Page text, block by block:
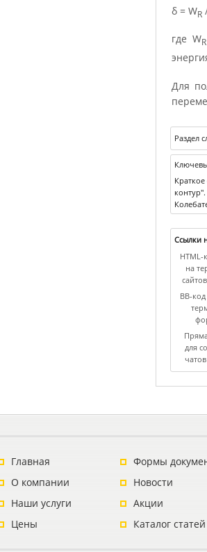
δ = WR
где WR
Для
Раздел
Ссылки
HTML-
на
BB-
для
Главная
О компании
Наши услуги
Цены
Формы
Новости
Акции
Каталог статей